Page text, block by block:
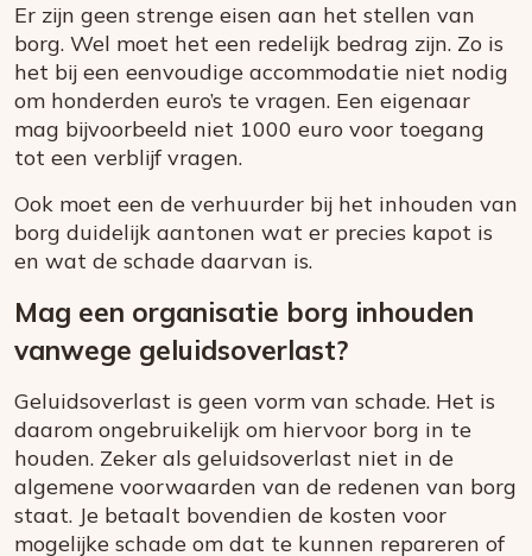
Er zijn geen strenge eisen aan het stellen van
borg. Wel moet het een redelijk bedrag zijn. Zo is
het bij een eenvoudige accommodatie niet nodig
om honderden euro’s te vragen. Een eigenaar
mag bijvoorbeeld niet 1000 euro voor toegang
tot een verblijf vragen.
Ook moet een de verhuurder bij het inhouden van
borg duidelijk aantonen wat er precies kapot is
en wat de schade daarvan is.
Mag een organisatie borg inhouden
vanwege geluidsoverlast?
Geluidsoverlast is geen vorm van schade. Het is
daarom ongebruikelijk om hiervoor borg in te
houden. Zeker als geluidsoverlast niet in de
algemene voorwaarden van de redenen van borg
staat. Je betaalt bovendien de kosten voor
mogelijke schade om dat te kunnen repareren of